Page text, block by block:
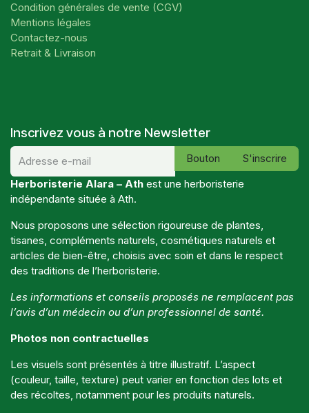
Condition générales de vente (CGV)
Mentions légales
Contactez-nous
Retrait & Livraison
Inscrivez vous à notre Newsletter
Bouton
S'inscrire
Herboristerie Alara – Ath est une herboristerie
indépendante située à Ath.
Nous proposons une sélection rigoureuse de plantes,
tisanes, compléments naturels, cosmétiques naturels et
articles de bien-être, choisis avec soin et dans le respect
des traditions de l’herboristerie.
Les informations et conseils proposés ne remplacent pas
l’avis d’un médecin ou d’un professionnel de santé.
Photos non contractuelles
Les visuels sont présentés à titre illustratif. L’aspect
(couleur, taille, texture) peut varier en fonction des lots et
des récoltes, notamment pour les produits naturels.